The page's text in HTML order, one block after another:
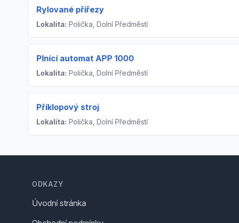
Rylované přířezy
Lokalita: Polička, Dolní Předměstí
Plnící automat APP 1000
Lokalita: Polička, Dolní Předměstí
Příklopový stroj
Lokalita: Polička, Dolní Předměstí
ODKAZY
Úvodní stránka